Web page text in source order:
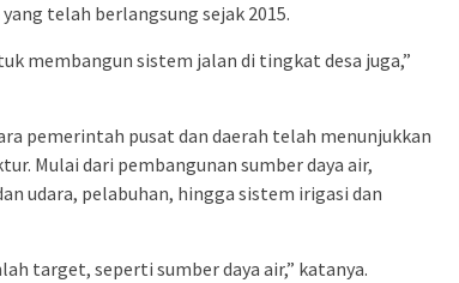
telah berlangsung sejak 2015.
membangun sistem jalan di tingkat desa juga,”
pemerintah pusat dan daerah telah menunjukkan
Mulai dari pembangunan sumber daya air,
udara, pelabuhan, hingga sistem irigasi dan
target, seperti sumber daya air,” katanya.